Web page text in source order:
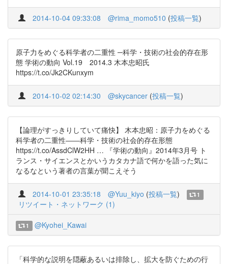
2014-10-04 09:33:08 @rima_momo510 (投稿一覧)
原子力をめぐる科学者の二重性 ─科学・技術の社会的存在形
態 学術の動向 Vol.19 2014.3 木本忠昭氏
https://t.co/Jk2CKunxym
2014-10-02 02:14:30 @skycancer (投稿一覧)
【論理がすっきりしていて痛快】 木本忠昭：原子力をめぐる
科学者の二重性――科学・技術の社会的存在形態
https://t.co/AssdClW2HH … 『学術の動向』2014年3月号 ト
ランス・サイエンスとかいうカタカナ語で何かを語った気に
なるなという著者の言葉が聞こえそう
2014-10-01 23:35:18 @Yuu_kiyo (投稿一覧) 1
リツイート・ネットワーク (1)
1 @Kyohei_Kawai
「科学的な説明を隠蔽あるいは排除し、拡大を防ぐための行